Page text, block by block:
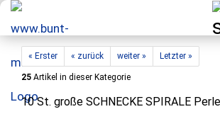
« Erster « zurück weiter » Letzter »
25 Artikel in dieser Kategorie
10 St. große SCHNECKE SPIRALE